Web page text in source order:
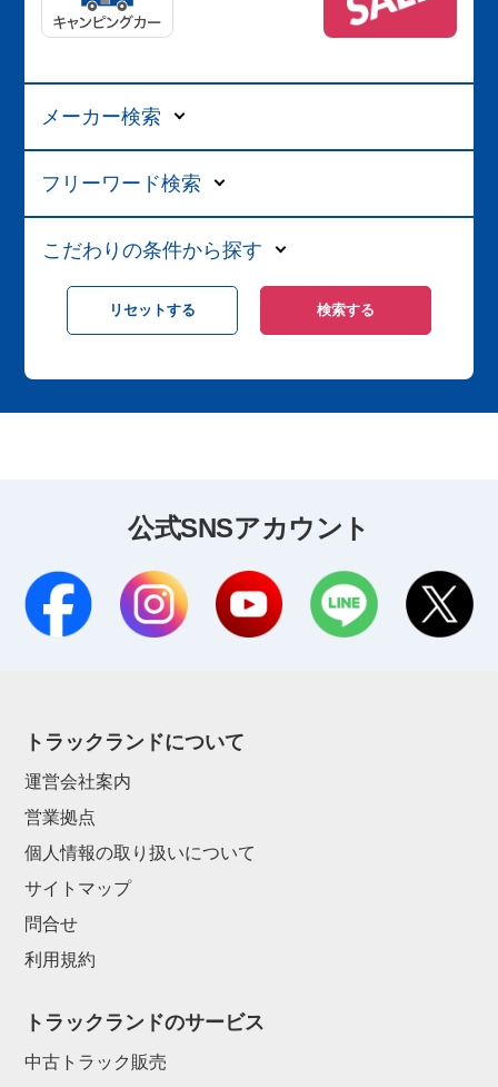
メーカー検索
フリーワード検索
こだわりの条件から探す
公式SNSアカウント
トラックランドについて
運営会社案内
営業拠点
個人情報の取り扱いについて
サイトマップ
問合せ
利用規約
トラックランドのサービス
中古トラック販売